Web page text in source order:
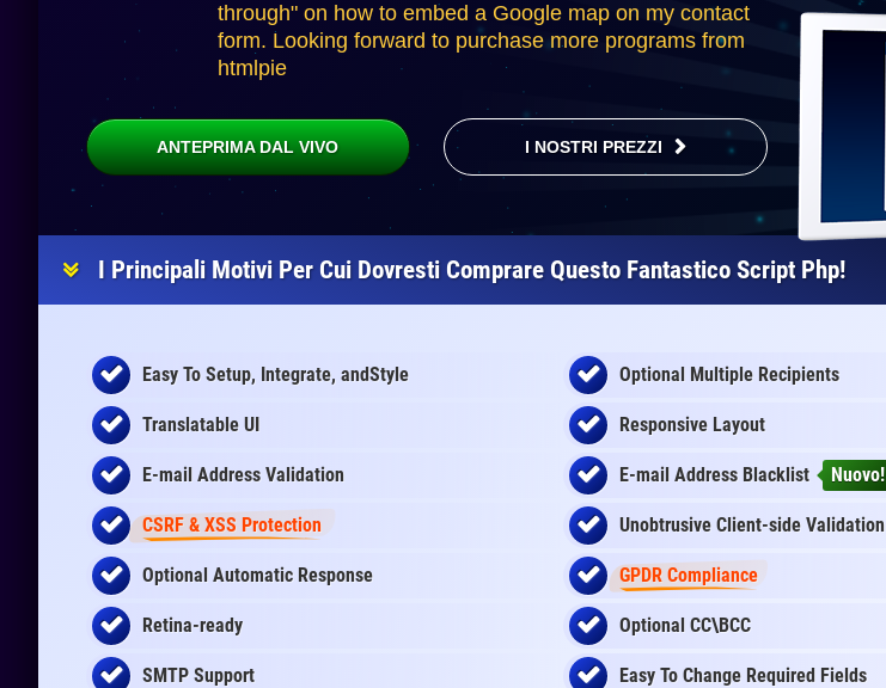
through" on how to embed a Google map on my contact
form. Looking forward to purchase more programs from
htmlpie
ANTEPRIMA DAL VIVO I NOSTRI PREZZI
I Principali Motivi Per Cui Dovresti Comprare Questo Fantastico Script Php!
Easy To Setup, Integrate, andStyle Optional Multiple Recipients
Translatable UI Responsive Layout
E-mail Address Validation E-mail Address Blacklist Nuovo!
CSRF & XSS Protection Unobtrusive Client-side Validation
Optional Automatic Response GPDR Compliance
Retina-ready Optional CC\BCC
SMTP Support Easy To Change Required Fields